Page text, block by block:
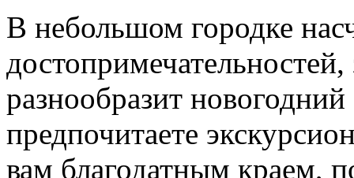
В небольшом городке
разнообразит
предпочитаете
вам благодатным краем,